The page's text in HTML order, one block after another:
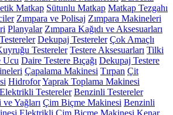
Matkap Sütunlu Matkap Matkap Tezgahı
Zımpara ve Polisaj Zımpara Makineleri
Planyalar Zımpara Kağıdı ve Aksesuarları
Dekupaj Testereler Çok Amaçlı
Testereler Testere Aksesuarları Tilki
Ucu Daire Testere Bıçağı Dekupaj Testere
Çapalama Makinesi Tırpan Çit
HidroforYaprak Toplama Makinesi
Elektrikli Testereler Benzinli Testereler
Yağları Çim Biçme Makinesi Benzinli
Elektrikli Çim Biçme Makinesi Kenar